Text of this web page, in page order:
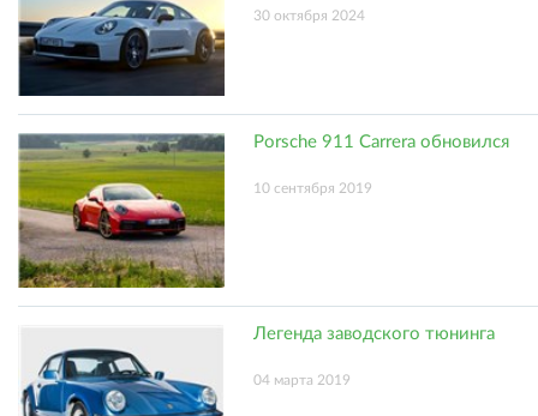
30 октября 2024
Porsche 911 Carrera обновился
10 сентября 2019
Легенда заводского тюнинга
04 марта 2019